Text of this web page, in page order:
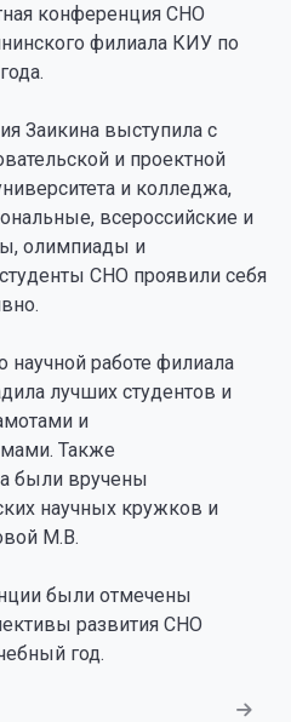
конференция СНО
филиала КИУ по
Заикина выступила с
и проектной
и колледжа,
всероссийские и
олимпиады и
СНО проявили себя
научной работе филиала
лучших студентов и
и
Также
были вручены
научных кружков и
М.В.
были отмечены
развития СНО
год.